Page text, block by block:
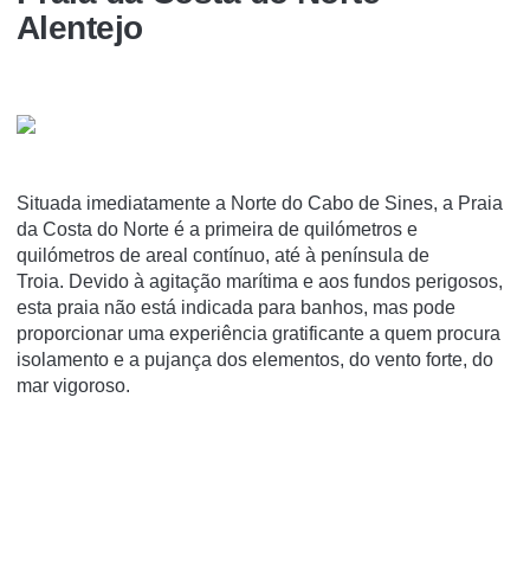
Alentejo
Situada imediatamente a Norte do Cabo de Sines, a Praia
da Costa do Norte é a primeira de quilómetros e
quilómetros de areal contínuo, até à península de
Troia. Devido à agitação marítima e aos fundos perigosos,
esta praia não está indicada para banhos, mas pode
proporcionar uma experiência gratificante a quem procura
isolamento e a pujança dos elementos, do vento forte, do
mar vigoroso.